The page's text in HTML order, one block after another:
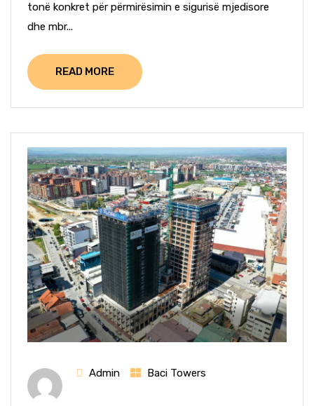
tonë konkret për përmirësimin e sigurisë mjedisore
dhe mbr...
READ MORE
Admin Baci Towers